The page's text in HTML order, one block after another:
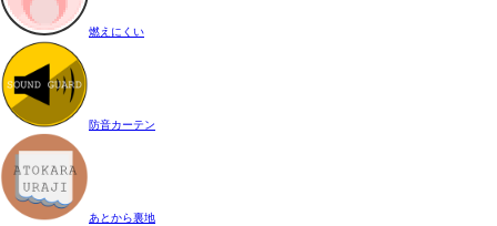
燃えにくい
防音カーテン
あとから裏地